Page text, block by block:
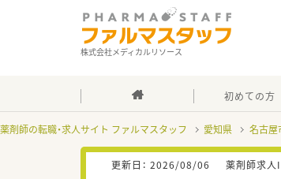
株式会社メディカルリソース
初めての方
薬剤師の転職・求人サイト ファルマスタッフ 愛知県 名古屋
更新日： 2026/08/06 薬剤師求人